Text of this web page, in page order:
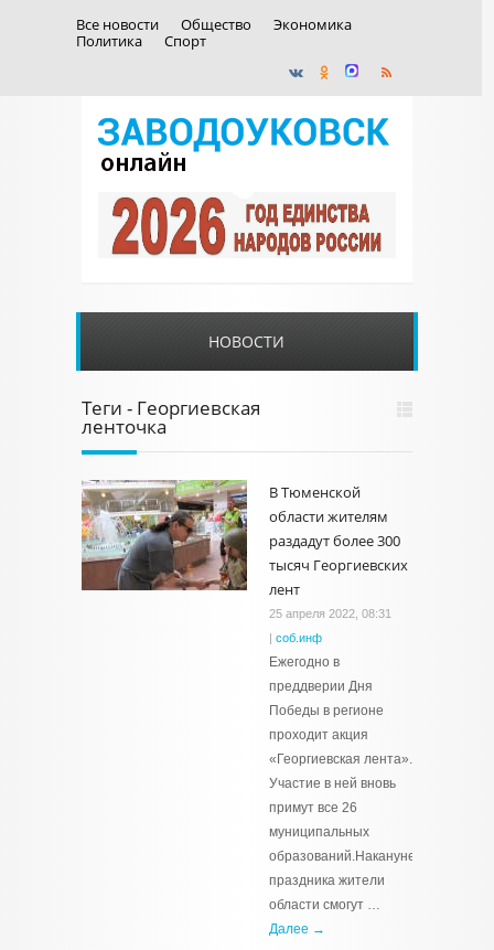
Все новости Общество
Экономика
Политика
Спорт
НОВОСТИ
Теги - Георгиевская
ленточка
В Тюменской
области жителям
раздадут более 300
тысяч Георгиевских
лент
25 апреля 2022, 08:31
| соб.инф
Ежегодно в
преддверии Дня
Победы в регионе
проходит акция
«Георгиевская лента».
Участие в ней вновь
примут все 26
муниципальных
образований.Накануне
праздника жители
области смогут …
Далее →